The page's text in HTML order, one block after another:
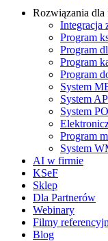
Rozwiązania dla
Integracja
Program
Program
Program
Program
System
System
System
Program
System
AI w firmie
KSeF
Sklep
Dla Partnerów
Webinary
Filmy
Blog